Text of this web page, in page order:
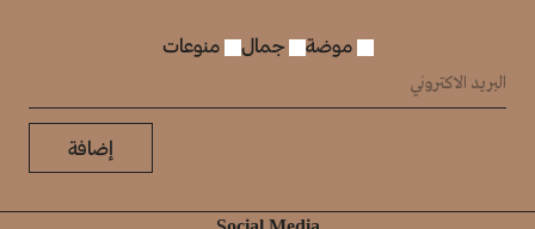
موضة جمال منوعات
إضافة